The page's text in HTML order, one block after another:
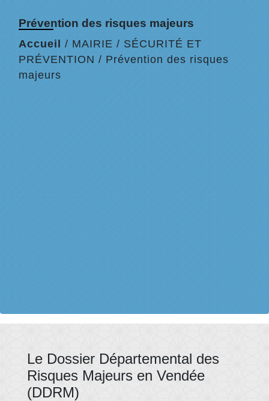
Prévention des risques majeurs
Accueil / MAIRIE / SÉCURITÉ ET
PRÉVENTION / Prévention des risques
majeurs
Le Dossier Départemental des
Risques Majeurs en Vendée
(DDRM)